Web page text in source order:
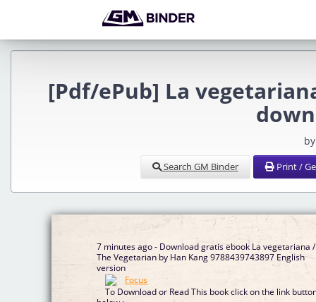
[Pdf/ePub] La
Search GM Binder Print /
7 minutes ago - Download gratis ebook La vegetariana /
The Vegetarian by Han Kang 9788439743897 English
version
To Download or Read This book click on the link